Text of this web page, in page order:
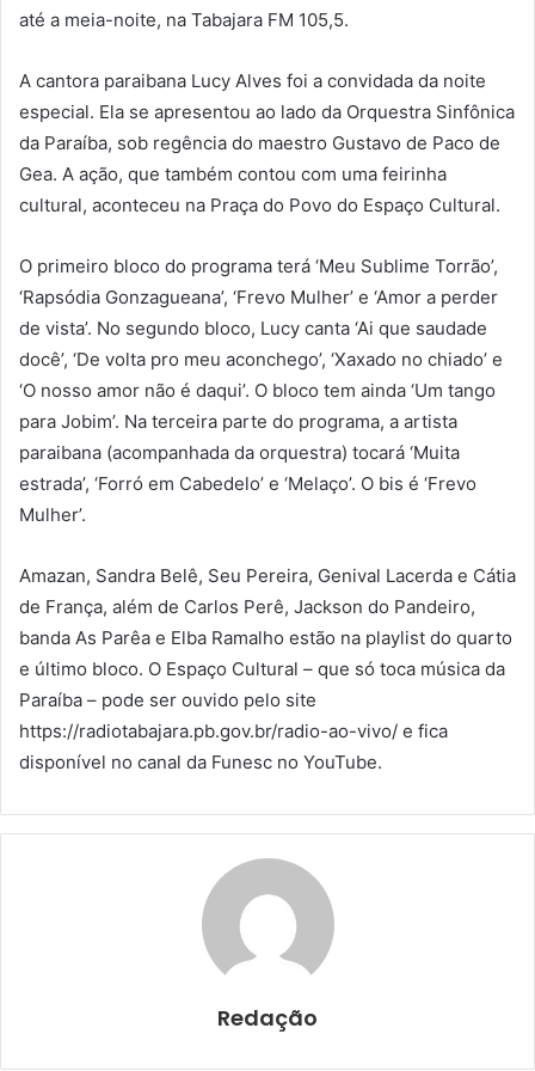
até a meia-noite, na Tabajara FM 105,5.
A cantora paraibana Lucy Alves foi a convidada da noite
especial. Ela se apresentou ao lado da Orquestra Sinfônica
da Paraíba, sob regência do maestro Gustavo de Paco de
Gea. A ação, que também contou com uma feirinha
cultural, aconteceu na Praça do Povo do Espaço Cultural.
O primeiro bloco do programa terá ‘Meu Sublime Torrão’,
‘Rapsódia Gonzagueana’, ‘Frevo Mulher’ e ‘Amor a perder
de vista’. No segundo bloco, Lucy canta ‘Ai que saudade
docê’, ‘De volta pro meu aconchego’, ‘Xaxado no chiado’ e
‘O nosso amor não é daqui’. O bloco tem ainda ‘Um tango
para Jobim’. Na terceira parte do programa, a artista
paraibana (acompanhada da orquestra) tocará ‘Muita
estrada’, ‘Forró em Cabedelo’ e ‘Melaço’. O bis é ‘Frevo
Mulher’.
Amazan, Sandra Belê, Seu Pereira, Genival Lacerda e Cátia
de França, além de Carlos Perê, Jackson do Pandeiro,
banda As Parêa e Elba Ramalho estão na playlist do quarto
e último bloco. O Espaço Cultural – que só toca música da
Paraíba – pode ser ouvido pelo site
https://radiotabajara.pb.gov.br/radio-ao-vivo/ e fica
disponível no canal da Funesc no YouTube.
Redação